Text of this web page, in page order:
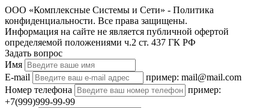
ООО «Комплексные Системы и Сети» - Политика
конфиденциальности. Все права защищены.
Информация на сайте не является публичной офертой
определяемой положениями ч.2 ст. 437 ГК РФ
Задать вопрос
Имя
E-mail
пример: mail@mail.com
Номер телефона
пример:
+7(999)999-99-99